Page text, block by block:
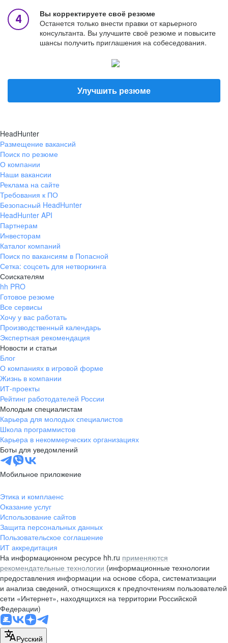
Вы корректируете своё резюме
Останется только внести правки от карьерного
консультанта. Вы улучшите своё резюме и повысите
шансы получить приглашения на собеседования.
Улучшить резюме
HeadHunter
Размещение вакансий
Поиск по резюме
О компании
Наши вакансии
Реклама на сайте
Требования к ПО
Безопасный HeadHunter
HeadHunter API
Партнерам
Инвесторам
Каталог компаний
Поиск по вакансиям в Попасной
Сетка: соцсеть для нетворкинга
Соискателям
hh PRO
Готовое резюме
Все сервисы
Хочу у вас работать
Производственный календарь
Экспертная рекомендация
Новости и статьи
Блог
О компаниях в игровой форме
Жизнь в компании
ИТ-проекты
Рейтинг работодателей России
Молодым специалистам
Карьера для молодых специалистов
Школа программистов
Карьера в некоммерческих организациях
Боты для уведомлений
Мобильное приложение
Этика и комплаенс
Оказание услуг
Использование сайтов
Защита персональных данных
Пользовательское соглашение
ИТ аккредитация
На информационном ресурсе hh.ru применяются
рекомендательные технологии (информационные технологии
предоставления информации на основе сбора, систематизации
и анализа сведений, относящихся к предпочтениям пользователей
сети «Интернет», находящихся на территории Российской
Федерации)
Русский